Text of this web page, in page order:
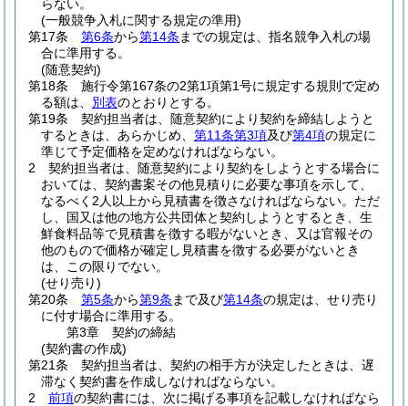
らない。
(一般競争入札に関する規定の準用)
第17条
第6条から第14条 までの規定は、指名競争入札の場
合に準用する。
(随意契約)
第18条
施行令第167条の2第1項第1号に規定する規則で定め
る額は、 別表のとおりとする。
第19条
契約担当者は、随意契約により契約を締結しようと
するときは、あらかじめ、 第11条第3項及び第4項の規定に
準じて予定価格を定めなければならない。
2
契約担当者は、随意契約により契約をしようとする場合に
おいては、契約書案その他見積りに必要な事項を示して、
なるべく2人以上から見積書を徴さなければならない。 ただ
し、国又は他の地方公共団体と契約しようとするとき、生
鮮食料品等で見積書を徴する暇がないとき、又は官報その
他のもので価格が確定し見積書を徴する必要がないとき
は、この限りでない。
(せり売り)
第20条
第5条から第9条 まで及び第14条の規定は、せり売り
に付す場合に準用する。
第3章
契約の締結
(契約書の作成)
第21条
契約担当者は、契約の相手方が決定したときは、遅
滞なく契約書を作成しなければならない。
2
前項の契約書には、次に掲げる事項を記載しなければなら